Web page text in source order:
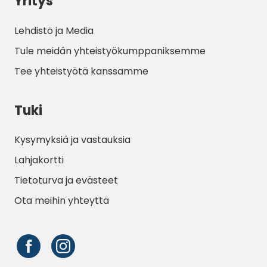
luonnonympäristössä jokien ja vuorten
matkailijoille, jotka etsivät rentoutumista ja
ulkoiluaktiviteetteja vilkkaan yöelämän
kesäkuukausina, erityisesti mobiilitalojen ja
osalta.
Lehdistö ja Media
Tule meidän yhteistyökumppaniksemme
Tee yhteistyötä kanssamme
Tuki
Kysymyksiä ja vastauksia
Lahjakortti
Tietoturva ja evästeet
Ota meihin yhteyttä